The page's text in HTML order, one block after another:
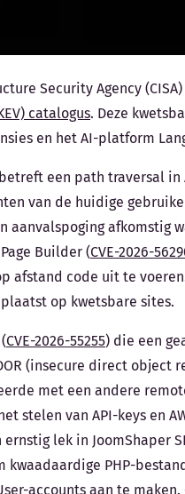
Security Agency
catalogus. Deze
en het AI-platform
een path traversal in
van de huidige
afkomstig
Builder (CVE-2026-
afstand code uit te
op kwetsbare sites.
CVE-2026-55255) die een
(insecure direct object
met een andere
stelen van API-keys en
lek in JoomShaper
PHP-
accounts aan te